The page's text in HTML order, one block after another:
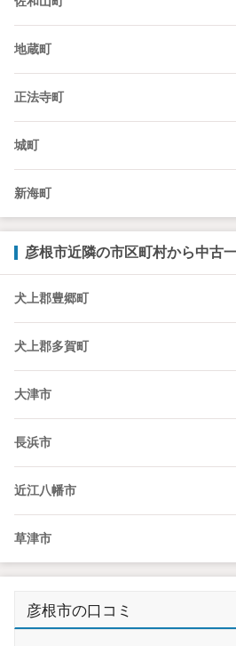
地蔵町
正法寺町
城町
新海町
彦根市近隣の市区町村から中古
犬上郡豊郷町
犬上郡多賀町
大津市
長浜市
近江八幡市
草津市
彦根市の口コミ